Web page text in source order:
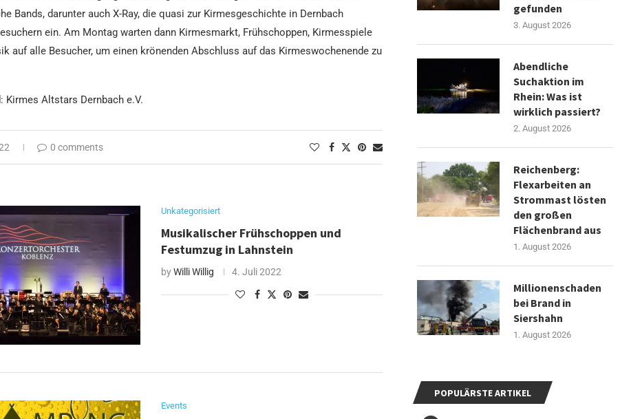
Bands, darunter auch X-Ray, die quasi zur Kirmesgeschichte in Dernbach
ein. Am Montag warten dann Kirmesmarkt, Frühschoppen, Kirmesspiele
auf alle Besucher, um einen krönenden Abschluss auf das Kirmeswochenende zu
Kirmes Altstars Dernbach e.V.
0 comments
Unkategorisiert
Musikalischer Frühschoppen und
Festumzug in Lahnstein
byWilli Willig 4. Juli 2022
Events
gefunden
3. August 2026
Abendliche
Suchaktion im
Rhein: Was ist
wirklich passiert?
2. August 2026
Reichenberg:
Flexarbeiten an
Strommast lösten
den großen
Flächenbrand aus
1. August 2026
Millionenschaden
bei Brand in
Siershahn
1. August 2026
POPULÄRSTE ARTIKEL